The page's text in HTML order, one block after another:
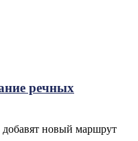
речных
добавят новый маршрут